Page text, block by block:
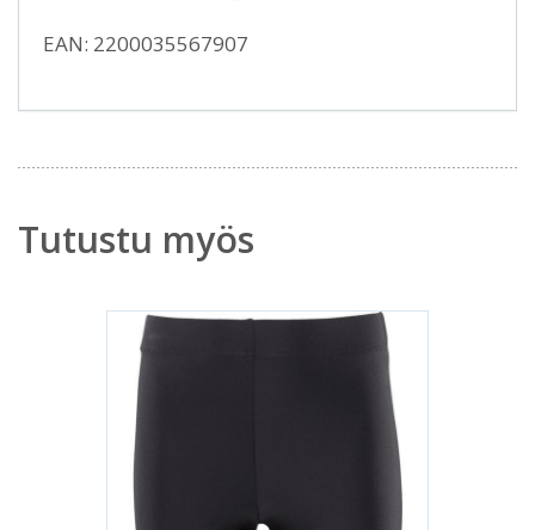
EAN: 2200035567907
Tutustu myös